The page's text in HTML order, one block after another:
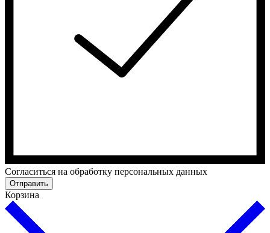
Cогласиться на обработку персональных данных
Отправить
Корзина